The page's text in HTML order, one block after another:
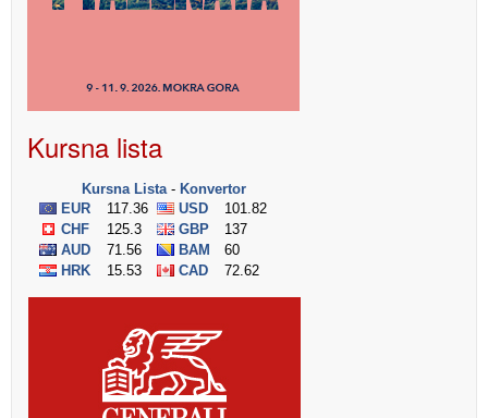
Kursna lista